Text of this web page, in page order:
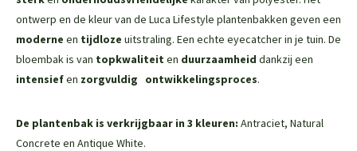
ontwerp en de kleur van de Luca Lifestyle plantenbakken geven een
moderne en tijdloze uitstraling. Een echte eyecatcher in je tuin. De
bloembak is van topkwaliteit en duurzaamheid dankzij een
intensiefen zorgvuldig ontwikkelingsproces.
De plantenbak is verkrijgbaar in 3 kleuren: Antraciet, Natural
Concrete en Antique White.